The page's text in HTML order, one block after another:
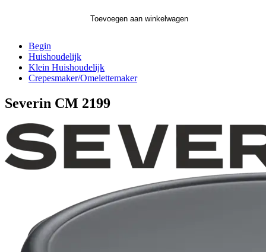
Toevoegen aan winkelwagen
Begin
Huishoudelijk
Klein Huishoudelijk
Crepesmaker/Omelettemaker
Severin CM 2199